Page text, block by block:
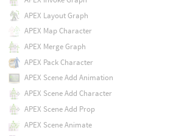
APEX Layout Graph
APEX Map Character
APEX Merge Graph
APEX Pack Character
APEX Scene Add Animation
APEX Scene Add Character
APEX Scene Add Prop
APEX Scene Animate